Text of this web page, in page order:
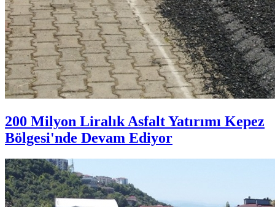
200 Milyon Liralık Asfalt Yatırımı Kepez
Bölgesi'nde Devam Ediyor